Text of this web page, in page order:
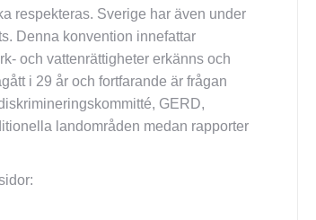
respekteras. Sverige har även under
Denna konvention innefattar
och vattenrättigheter erkänns och
i 29 år och fortfarande är frågan
GERD,
landområden medan rapporter